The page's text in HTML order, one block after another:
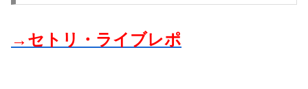
→セトリ・ライブレポ